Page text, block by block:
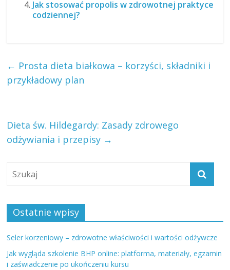
Jak stosować propolis w zdrowotnej praktyce
codziennej?
← Prosta dieta białkowa – korzyści, składniki i
przykładowy plan
Dieta św. Hildegardy: Zasady zdrowego
odżywiania i przepisy →
Ostatnie wpisy
Seler korzeniowy – zdrowotne właściwości i wartości odżywcze
Jak wygląda szkolenie BHP online: platforma, materiały, egzamin
i zaświadczenie po ukończeniu kursu